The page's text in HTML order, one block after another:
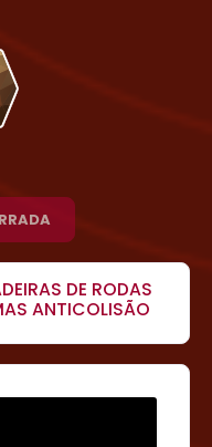
DE RODAS
ANTICOLISÃO